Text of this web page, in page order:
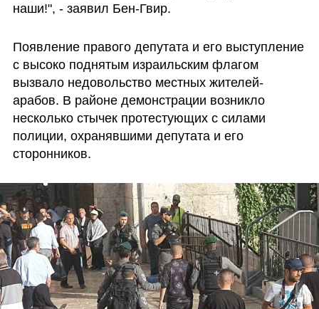
наши!", - заявил Бен-Гвир.
Появление правого депутата и его выступление
с высоко поднятым израильским флагом
вызвало недовольство местных жителей-
арабов. В районе демонстрации возникло
несколько стычек протестующих с силами
полиции, охранявшими депутата и его
сторонников.